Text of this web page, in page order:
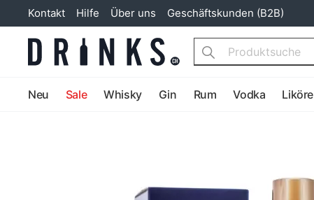
Kontakt Hilfe Über uns Geschäftskunden (B2B)
Search
Neu Sale Whisky Gin Rum Vodka Liköre